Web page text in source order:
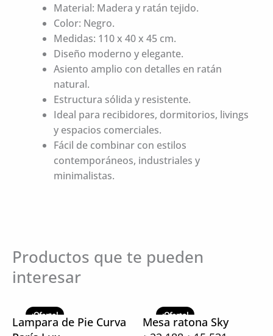
Material: Madera y ratán tejido.
Color: Negro.
Medidas: 110 x 40 x 45 cm.
Diseño moderno y elegante.
Asiento amplio con detalles en ratán
natural.
Estructura sólida y resistente.
Ideal para recibidores, dormitorios, livings
y espacios comerciales.
Fácil de combinar con estilos
contemporáneos, industriales y
minimalistas.
Productos que te pueden
interesar
¡Oferta!
Lampara de Pie Curva
precio
original
precio
actual
¡Oferta!
Mesa ratona Sky
precio
originalactual